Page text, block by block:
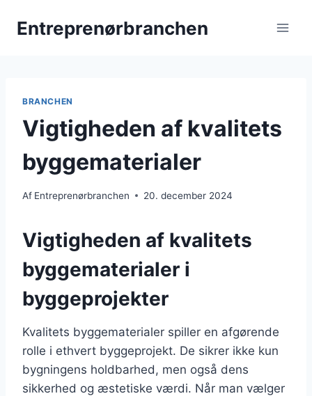
Entreprenørbranchen
BRANCHEN
Vigtigheden af kvalitets
byggematerialer
Af Entreprenørbranchen 20. december 2024
Vigtigheden af kvalitets
byggematerialer i
byggeprojekter
Kvalitets byggematerialer spiller en afgørende
rolle i ethvert byggeprojekt. De sikrer ikke kun
bygningens holdbarhed, men også dens
sikkerhed og æstetiske værdi. Når man vælger